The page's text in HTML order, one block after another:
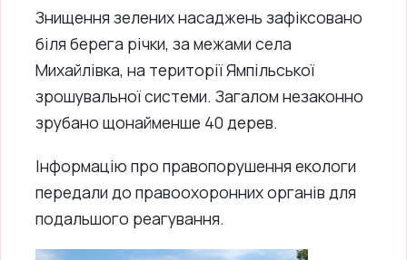
Знищення зелених насаджень зафіксовано
біля берега річки, за межами села
Михайлівка, на території Ямпільської
зрошувальної системи. Загалом незаконно
зрубано щонайменше 40 дерев.
Інформацію про правопорушення екологи
передали до правоохоронних органів для
подальшого реагування.